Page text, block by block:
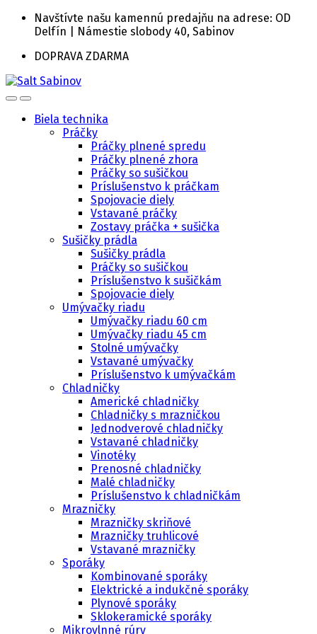
Skip
Skip
Navštívte našu kamennú predajňu na adrese: OD
Delfín | Námestie slobody 40, Sabinov
DOPRAVA ZDARMA
Biela technika
Práčky
Práčky plnené spredu
Práčky plnené zhora
Práčky so sušičkou
Príslušenstvo k práčkam
Spojovacie diely
Vstavané práčky
Zostavy práčka + sušička
Sušičky prádla
Sušičky prádla
Práčky so sušičkou
Príslušenstvo k sušičkám
Spojovacie diely
Umývačky riadu
Umývačky riadu 60 cm
Umývačky riadu 45 cm
Stolné umývačky
Vstavané umývačky
Príslušenstvo k umývačkám
Chladničky
Americké chladničky
Chladničky s mrazničkou
Jednodverové chladničky
Vstavané chladničky
Vinotéky
Prenosné chladničky
Malé chladničky
Príslušenstvo k chladničkám
Mrazničky
Mrazničky skriňové
Mrazničky truhlicové
Vstavané mrazničky
Sporáky
Kombinované sporáky
Elektrické a indukčné sporáky
Plynové sporáky
Sklokeramické sporáky
Mikrovlnné rúry